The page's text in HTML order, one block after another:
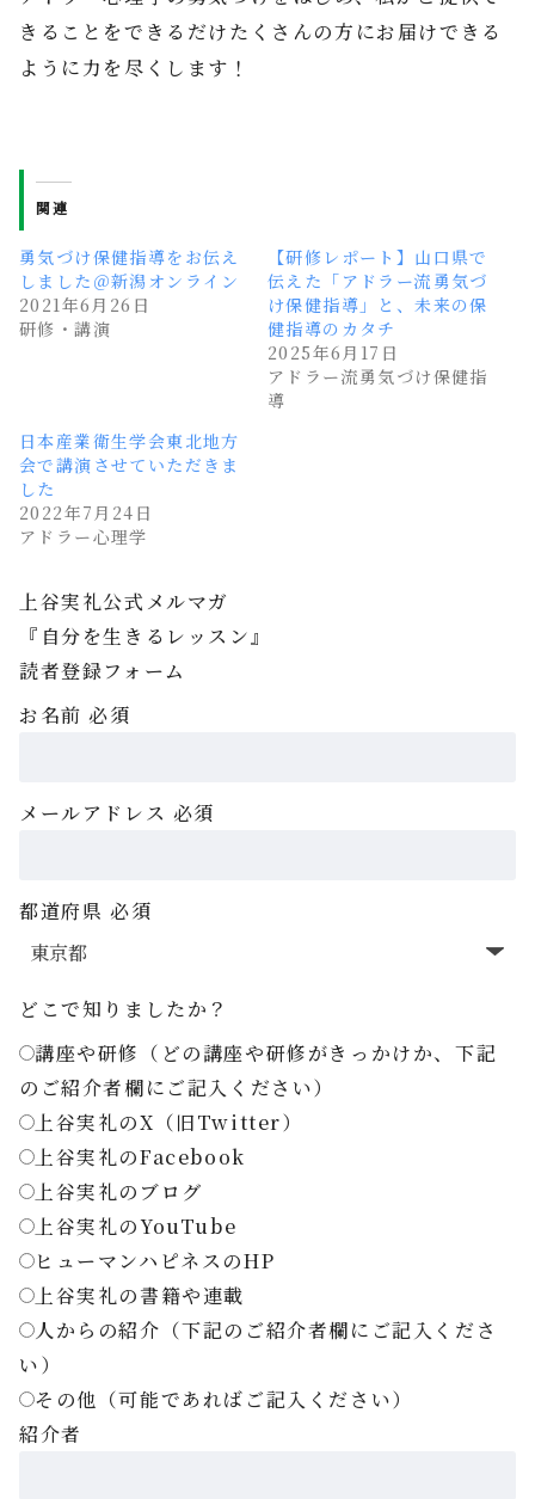
きることをできるだけたくさんの方にお届けできる
ように力を尽くします！
関連
勇気づけ保健指導をお伝え
しました＠新潟オンライン
2021年6月26日
研修・講演
【研修レポート】山口県で
伝えた「アドラー流勇気づ
け保健指導」と、未来の保
健指導のカタチ
2025年6月17日
アドラー流勇気づけ保健指
導
日本産業衛生学会東北地方
会で講演させていただきま
した
2022年7月24日
アドラー心理学
上谷実礼公式メルマガ
『自分を生きるレッスン』
読者登録フォーム
お名前必須
メールアドレス 必須
都道府県 必須
どこで知りましたか？
講座や研修（どの講座や研修がきっかけか、下記
のご紹介者欄にご記入ください）
上谷実礼のX（旧Twitter）
上谷実礼のFacebook
上谷実礼のブログ
上谷実礼のYouTube
ヒューマンハピネスのHP
上谷実礼の書籍や連載
人からの紹介（下記のご紹介者欄にご記入くださ
い）
その他（可能であればご記入ください）
紹介者